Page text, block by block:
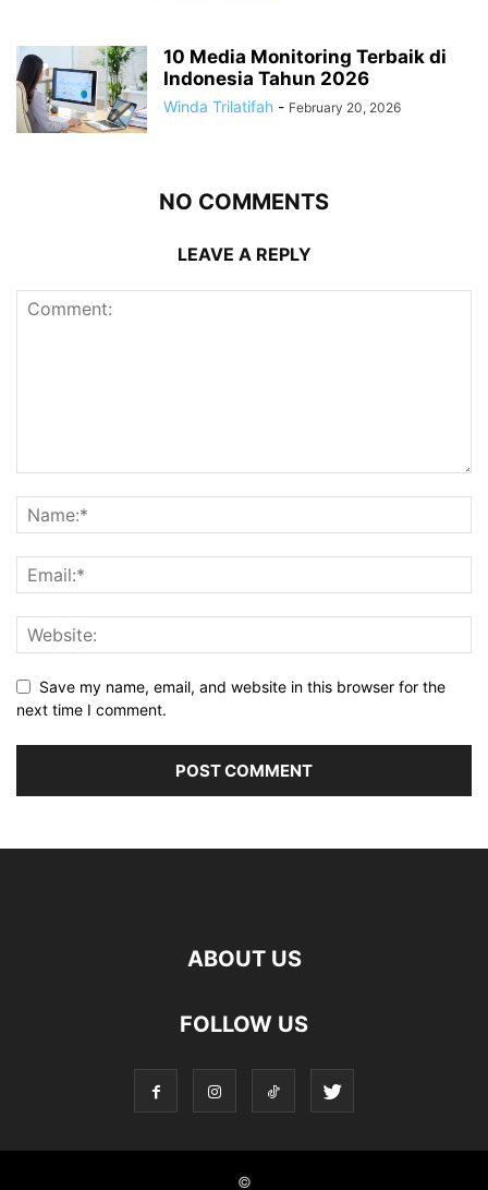
10 Media Monitoring Terbaik di
Indonesia Tahun 2026
Winda Trilatifah - February 20, 2026
NO COMMENTS
LEAVE A REPLY
Save my name, email, and website in this browser for the
next time I comment.
ABOUT US
FOLLOW US
©